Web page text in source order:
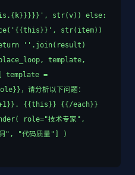
str(v)) else:
str(item))
return ''.join(result)
template,
template =
，请分析以下问题：
{{this}} {{/each}}
role="技术专家",
", "代码质量"] )